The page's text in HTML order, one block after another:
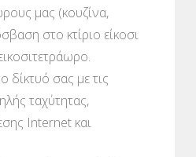
μας (κουζίνα,
στο κτίριο είκοσι
δίκτυό σας με τις
ταχύτητας,
Internet και